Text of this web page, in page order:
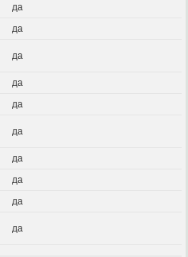
да
да
да
да
да
да
да
да
да
да